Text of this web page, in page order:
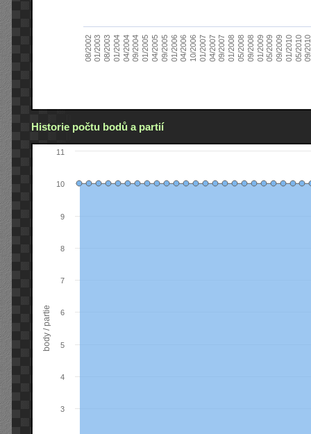
08/200201/200308/200301/200404/200409/200401/200504/200509/200501/200604/200610/200601/200704/200709/200701/200805/200809/200801/200905/200909/200901/201005/201009/
Historie počtu bodů a partií
body / partie
3
4
5
6
7
8
9
10
11